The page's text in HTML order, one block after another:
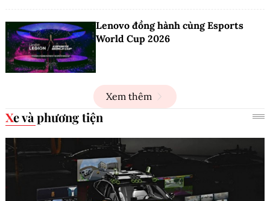
Lenovo đồng hành cùng Esports
World Cup 2026
Xem thêm
Xe và phương tiện